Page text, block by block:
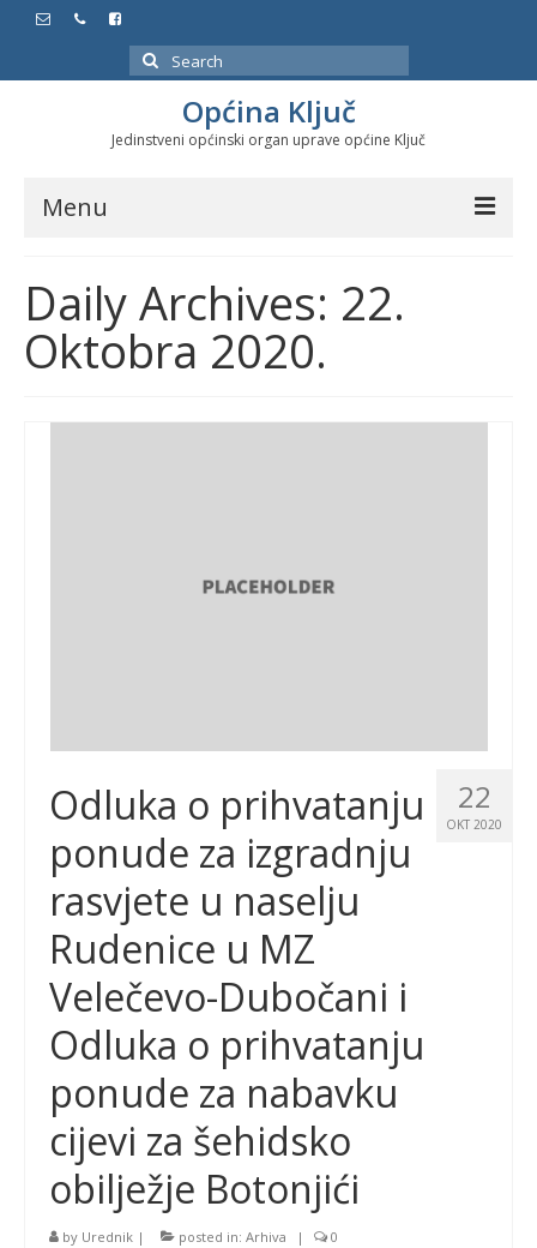
Search
for:
Općina Ključ
Jedinstveni općinski organ uprave općine Ključ
Menu
Službeni glasnici
Javne nabavke
Značajni datumi i manifestacije
Daily Archives: 22.
Oktobra 2020.
22
OKT 2020
Odluka o prihvatanju
ponude za izgradnju
rasvjete u naselju
Rudenice u MZ
Velečevo-Dubočani i
Odluka o prihvatanju
ponude za nabavku
cijevi za šehidsko
obilježje Botonjići
by Urednik | posted in: Arhiva | 0